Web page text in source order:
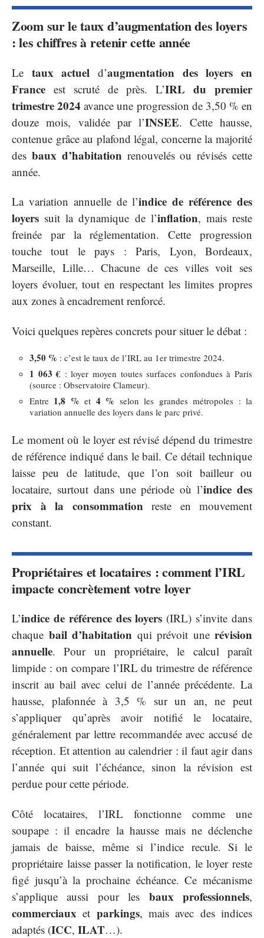
Zoom sur le taux d’augmentation des loyers
: les chiffres à retenir cette année
Le taux actuel d’augmentation des loyers en
France est scruté de près. L’IRL du premier
trimestre 2024 avance une progression de 3,50 % en
douze mois, validée par l’INSEE. Cette hausse,
contenue grâce au plafond légal, concerne la majorité
des baux d’habitation renouvelés ou révisés cette
année.
La variation annuelle de l’indice de référence des
loyers suit la dynamique de l’inflation, mais reste
freinée par la réglementation. Cette progression
touche tout le pays : Paris, Lyon, Bordeaux,
Marseille, Lille… Chacune de ces villes voit ses
loyers évoluer, tout en respectant les limites propres
aux zones à encadrement renforcé.
Voici quelques repères concrets pour situer le débat :
3,50 % : c’est le taux de l’IRL au 1er trimestre 2024.
1 063 € : loyer moyen toutes surfaces confondues à Paris
(source : Observatoire Clameur).
Entre 1,8 % et 4 % selon les grandes métropoles : la
variation annuelle des loyers dans le parc privé.
Le moment où le loyer est révisé dépend du trimestre
de référence indiqué dans le bail. Ce détail technique
laisse peu de latitude, que l’on soit bailleur ou
locataire, surtout dans une période où l’indice des
prix à la consommation reste en mouvement
constant.
Propriétaires et locataires : comment l’IRL
impacte concrètement votre loyer
L’indice de référence des loyers (IRL) s’invite dans
chaque bail d’habitation qui prévoit une révision
annuelle. Pour un propriétaire, le calcul paraît
limpide : on compare l’IRL du trimestre de référence
inscrit au bail avec celui de l’année précédente. La
hausse, plafonnée à 3,5 % sur un an, ne peut
s’appliquer qu’après avoir notifié le locataire,
généralement par lettre recommandée avec accusé de
réception. Et attention au calendrier : il faut agir dans
l’année qui suit l’échéance, sinon la révision est
perdue pour cette période.
Côté locataires, l’IRL fonctionne comme une
soupape : il encadre la hausse mais ne déclenche
jamais de baisse, même si l’indice recule. Si le
propriétaire laisse passer la notification, le loyer reste
figé jusqu’à la prochaine échéance. Ce mécanisme
s’applique aussi pour les baux professionnels,
commerciaux et parkings, mais avec des indices
adaptés (ICC, ILAT…).